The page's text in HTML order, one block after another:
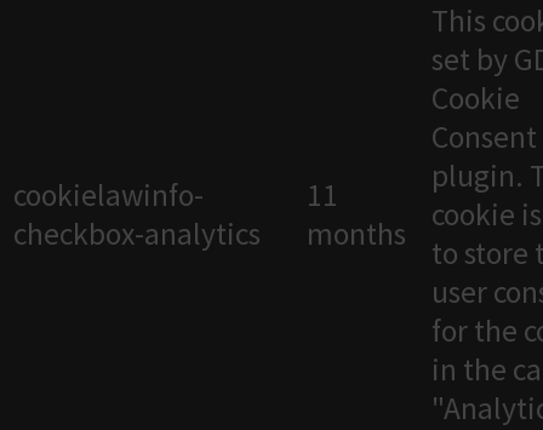
cookielawinfo-
checkbox-analytics
11
months
This
set by
Cookie
Consent
plugin.
cookie
to store
user
for the
in the